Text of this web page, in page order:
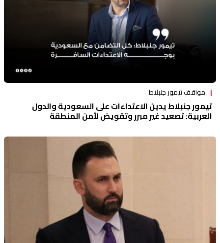
مواقف تيمور جنبلاط
تيمور جنبلاط يدين الاعتداءات على السعودية والدول
العربية: تصعيد غير مبرر وتقويض لأمن المنطقة